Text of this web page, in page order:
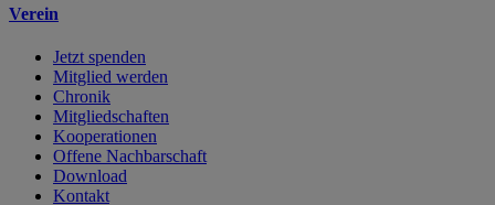
Verein
Jetzt spenden
Mitglied werden
Chronik
Mitgliedschaften
Kooperationen
Offene Nachbarschaft
Download
Kontakt